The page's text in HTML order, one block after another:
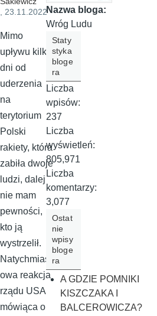
, 23.11.2022
Mimo
upływu kilku
dni od
uderzenia
na
terytorium
Polski
rakiety, która
zabiła dwoje
ludzi, dalej
nie mam
pewności,
kto ją
wystrzelił.
Natychmiast
owa reakcja
rządu USA
mówiąca o
Nazwa bloga:
Wróg Ludu
Staty
styka
bloge
ra
Liczba
wpisów:
237
Liczba
wyświetleń:
805,971
Liczba
komentarzy:
3,077
Ostat
nie
wpisy
bloge
ra
A GDZIE POMNIKI
KISZCZAKA I
BALCEROWICZA?